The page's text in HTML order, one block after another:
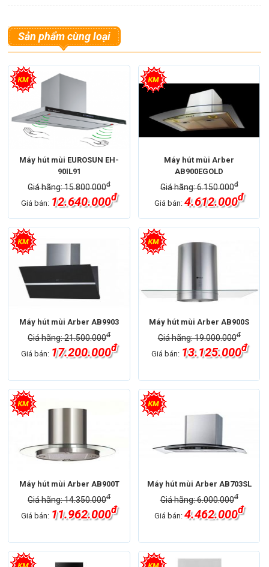
Sản phẩm cùng loại
Máy hút mùi EUROSUN EH-
90IL91
Giá hãng: 15.800.000đ
Giá bán: 12.640.000đ
Máy hút mùi Arber
AB900EGOLD
Giá hãng: 6.150.000đ
Giá bán:4.612.000đ
Máy hút mùi Arber AB9903
Giá hãng: 21.500.000đ
Giá bán: 17.200.000đ
Máy hút mùi Arber AB900S
Giá hãng: 19.000.000đ
Giá bán: 13.125.000đ
Máy hút mùi Arber AB900T
Giá hãng: 14.350.000đ
Giá bán: 11.962.000đ
Máy hút mùi Arber AB703SL
Giá hãng: 6.000.000đ
Giá bán:4.462.000đ